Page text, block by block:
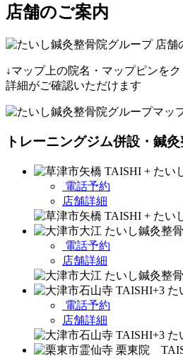
店舗のご案内
↓マップ上の院名・マップピンを
詳細がご確認いただけます
トレーニングジム併設・鍼
電話予約
店舗詳細
電話予約
店舗詳細
電話予約
店舗詳細